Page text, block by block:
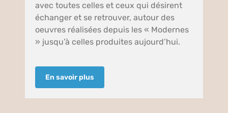
avec toutes celles et ceux qui désirent
échanger et se retrouver, autour des
oeuvres réalisées depuis les « Modernes
» jusqu’à celles produites aujourd’hui.
En savoir plus